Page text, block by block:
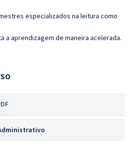
especializados na leitura como
a aprendizagem de maneira acelerada.